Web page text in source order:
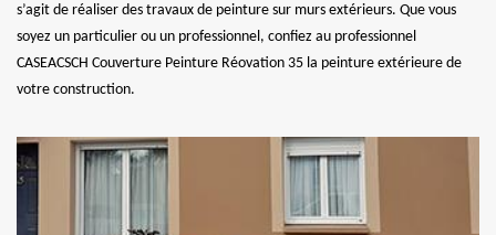
s’agit de réaliser des travaux de peinture sur murs extérieurs. Que vous
soyez un particulier ou un professionnel, confiez au professionnel
CASEACSCH Couverture Peinture Réovation 35 la peinture extérieure de
votre construction.